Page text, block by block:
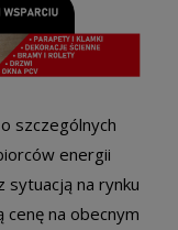
szczególnych
energii
sytuacją na rynku
na obecnym